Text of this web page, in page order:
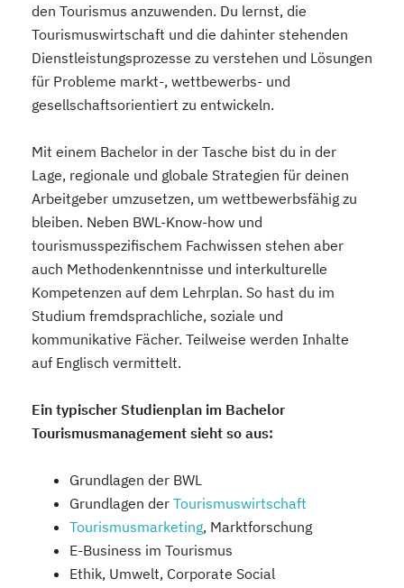
den Tourismus anzuwenden. Du lernst, die
Tourismuswirtschaft und die dahinter stehenden
Dienstleistungsprozesse zu verstehen und Lösungen
für Probleme markt-, wettbewerbs- und
gesellschaftsorientiert zu entwickeln.
Mit einem Bachelor in der Tasche bist du in der
Lage, regionale und globale Strategien für deinen
Arbeitgeber umzusetzen, um wettbewerbsfähig zu
bleiben. Neben BWL-Know-how und
tourismusspezifischem Fachwissen stehen aber
auch Methodenkenntnisse und interkulturelle
Kompetenzen auf dem Lehrplan. So hast du im
Studium fremdsprachliche, soziale und
kommunikative Fächer. Teilweise werden Inhalte
auf Englisch vermittelt.
Ein typischer Studienplan im Bachelor
Tourismusmanagement sieht so aus:
Grundlagen der BWL
Grundlagen der Tourismuswirtschaft
Tourismusmarketing, Marktforschung
E-Business im Tourismus
Ethik, Umwelt, Corporate Social